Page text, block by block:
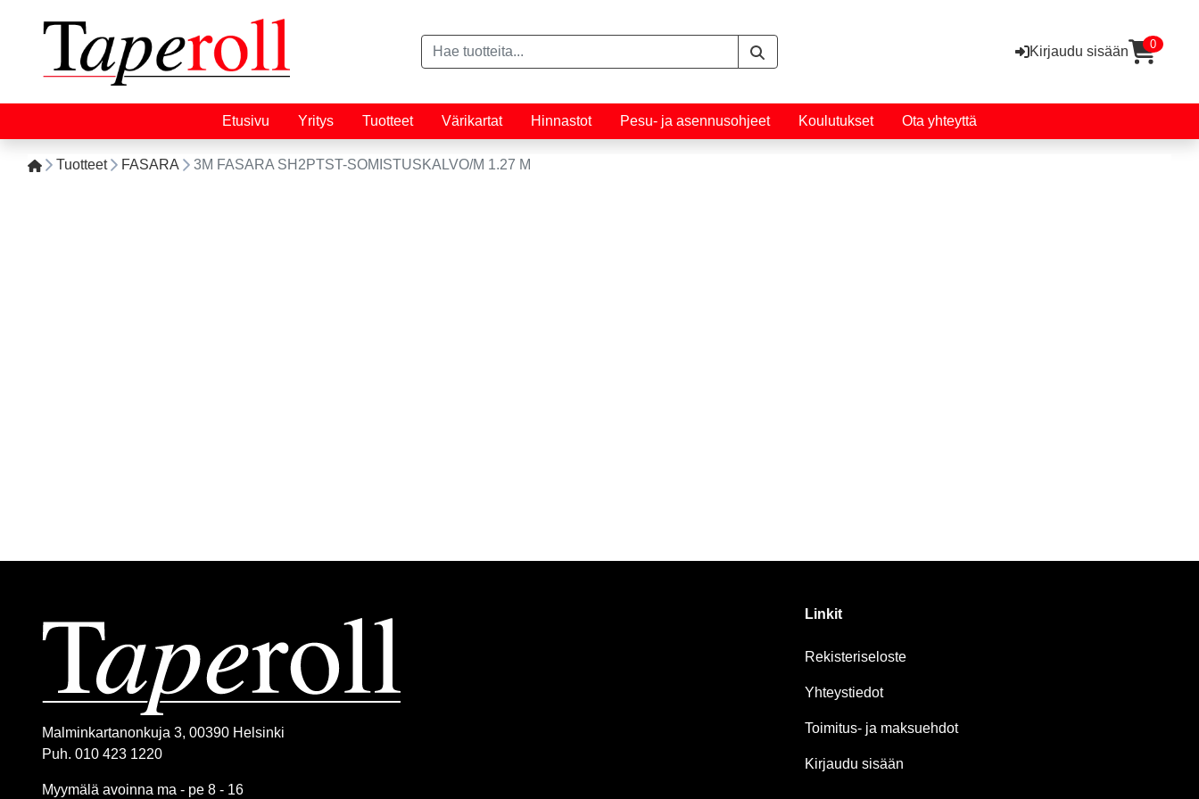
Kirjaudu sisään 0
Etusivu Yritys Tuotteet Värikartat Hinnastot Pesu- ja asennusohjeet Koulutukset Ota yhteyttä
Tuotteet FASARA 3M FASARA SH2PTST-SOMISTUSKALVO/M 1.27 M
Malminkartanonkuja 3, 00390 Helsinki
Puh. 010 423 1220
Myymälä avoinna ma - pe 8 - 16
Linkit
Rekisteriseloste
Yhteystiedot
Toimitus- ja maksuehdot
Kirjaudu sisään